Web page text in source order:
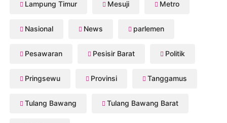
Lampung Timur Mesuji Metro
Nasional News parlemen
Pesawaran Pesisir Barat Politik
Pringsewu Provinsi Tanggamus
Tulang Bawang Tulang Bawang Barat